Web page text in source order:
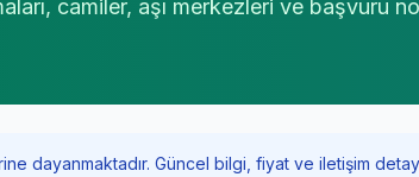
camiler, aşı merkezleri ve başvuru
dayanmaktadır. Güncel bilgi, fiyat ve iletişim